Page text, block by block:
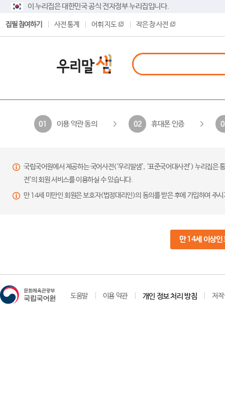
이 누리집은 대한민국 공식 전자정부 누리집입니다.
집필 참여하기 사전 통계 어휘 지도 작은 창 사전
01 이용 약관 동의 02 휴대폰 인증
국립국어원에서 제공하는 국어사전(‘우리말샘’, ‘표준국어대사전’) 누리집
전’의 회원 서비스를 이용하실 수 있습니다.
만 14세 미만인 회원은 보호자(법정대리인)의 동의를 받은 후에 가입하여 주
만 14세 이상인
도움말 이용 약관 개인 정보 처리 방침 저